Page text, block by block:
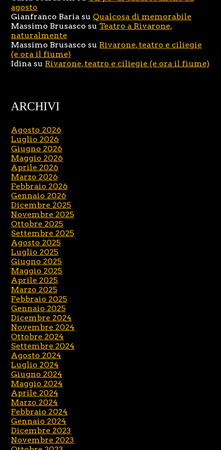
agosto
Gianfranco Baria su Qualcosa di memorabile
Massimo Brusasco su Teatro a Rivarone,
naturalmente
Massimo Brusasco su Rivarone, teatro e ciliegie
(e ora il fiume)
Idina su Rivarone, teatro e ciliegie (e ora il fiume)
ARCHIVI
Agosto 2026
Luglio 2026
Giugno 2026
Maggio 2026
Aprile 2026
Marzo 2026
Febbraio 2026
Gennaio 2026
Dicembre 2025
Novembre 2025
Ottobre 2025
Settembre 2025
Agosto 2025
Luglio 2025
Giugno 2025
Maggio 2025
Aprile 2025
Marzo 2025
Febbraio 2025
Gennaio 2025
Dicembre 2024
Novembre 2024
Ottobre 2024
Settembre 2024
Agosto 2024
Luglio 2024
Giugno 2024
Maggio 2024
Aprile 2024
Marzo 2024
Febbraio 2024
Gennaio 2024
Dicembre 2023
Novembre 2023